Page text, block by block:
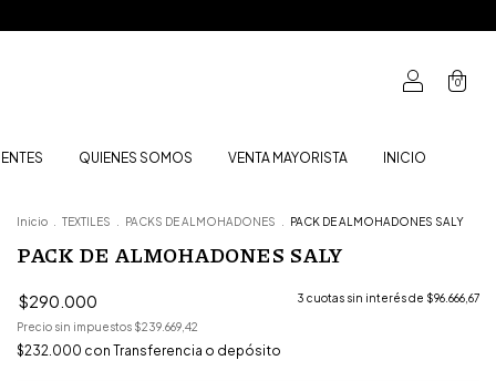
0
QUIENES SOMOS VENTA MAYORISTA INICIO
Inicio TEXTILES PACKS DE ALMOHADONES PACK DE ALMOHADONES SALY
PACK DE ALMOHADONES SALY
$290.000 3 cuotas sin interés de $96.666,67
Precio sin impuestos $239.669,42
$232.000 con Transferencia o depósito